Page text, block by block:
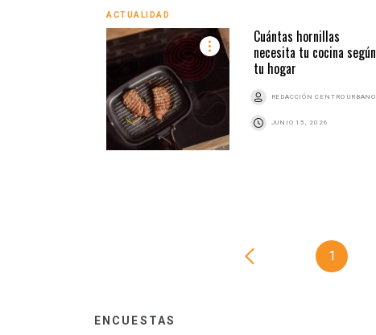
ACTUALIDAD
Cuántas hornillas
necesita tu cocina según
tu hogar
REDACCIÓN CENTRO URBANO
JUNIO 15, 2026
1
ENCUESTAS